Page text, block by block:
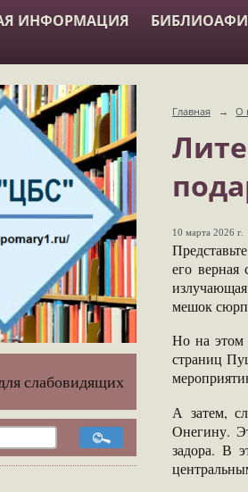
ИНФОРМАЦИЯ
слабовидящих
Главная → О
10 марта 2026 г.
его
мешок
Но на этом
страниц
А затем,
Онегину.
задора. В